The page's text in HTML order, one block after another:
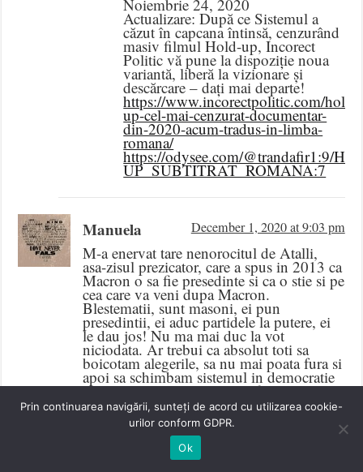
Noiembrie 24, 2020
Actualizare: După ce Sistemul a
căzut în capcana întinsă, cenzurând
masiv filmul Hold-up, Incorect
Politic vă pune la dispoziție noua
variantă, liberă la vizionare și
descărcare – dați mai departe!
https://www.incorectpolitic.com/hold-
up-cel-mai-cenzurat-documentar-
din-2020-acum-tradus-in-limba-
romana/
https://odysee.com/@trandafir1:9/
UP_SUBTITRAT_ROMANA:7
Manuela December 1, 2020 at 9:03 pm
M-a enervat tare nenorocitul de Atalli,
asa-zisul prezicator, care a spus in 2013 ca
Macron o sa fie presedinte si ca o stie si pe
cea care va veni dupa Macron.
Blestematii, sunt masoni, ei pun
presedintii, ei aduc partidele la putere, ei
le dau jos! Nu ma mai duc la vot
niciodata. Ar trebui ca absolut toti sa
boicotam alegerile, sa nu mai poata fura si
apoi sa schimbam sistemul in democratie
directa si Constitutia, care e facuta pt a
intretine sistemul corupt, nu pt noi..
Ii multumesc lui Ionel Trandafir pentru
fapta lui buna!
Prin continuarea navigării, sunteți de acord cu utilizarea cookie-
urilor conform GDPR.
Ok